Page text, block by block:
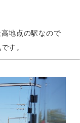
地点の駅なので
す。